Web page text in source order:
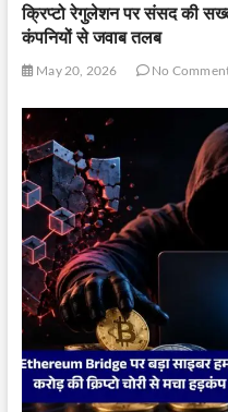
क्रिप्टो रेगुलेशन पर संसद की
कंपनियों से जवाब तलब
May 20, 2026 No